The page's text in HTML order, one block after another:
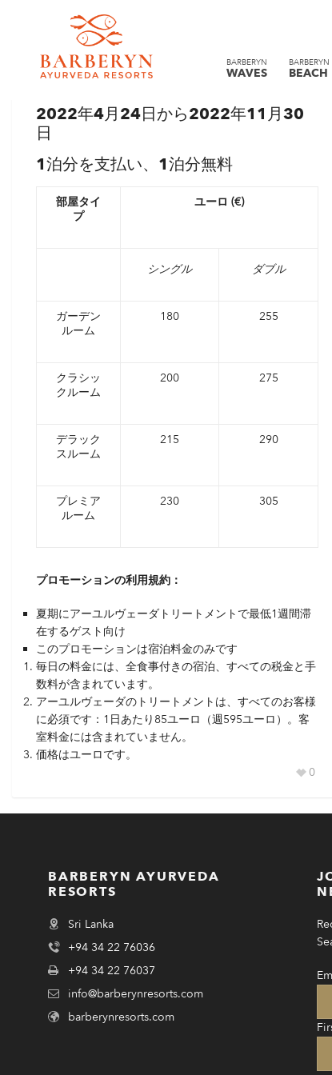
BARBERYN
WAVES
BARBERYN
BEACH
夏の関税
2022年4月24日から2022年11月30
日
1泊分を支払い、1泊分無料
部屋タイ
プ
ユーロ (€)
シングル ダブル
ガーデン
ルーム
180 255
クラシッ
クルーム
200 275
デラック
スルーム
215 290
プレミア
ルーム
230 305
プロモーションの利用規約：
夏期にアーユルヴェーダトリートメントで最低1週間滞
在するゲスト向け
このプロモーションは宿泊料金のみです
毎日の料金には、全食事付きの宿泊、すべての税金と手
数料が含まれています。
アーユルヴェーダのトリートメントは、すべてのお客様
に必須です：1日あたり85ユーロ（週595ユーロ）。客
室料金には含まれていません。
価格はユーロです。
0
BARBERYN AYURVEDA
RESORTS
Sri Lanka
+94 34 22 76036
+94 34 22 76037
info@barberynresorts.com
barberynresorts.com